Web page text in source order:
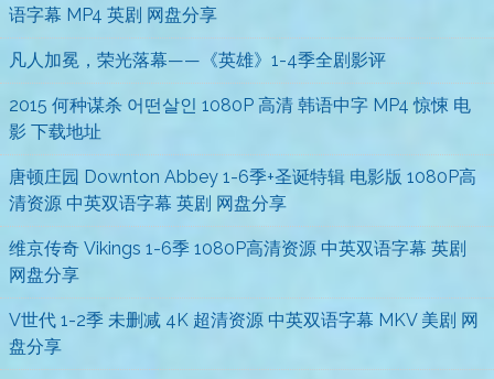
语字幕 MP4 英剧 网盘分享
凡人加冕，荣光落幕——《英雄》1-4季全剧影评
2015 何种谋杀 어떤살인 1080P 高清 韩语中字 MP4 惊悚 电
影 下载地址
唐顿庄园 Downton Abbey 1-6季+圣诞特辑 电影版 1080P高
清资源 中英双语字幕 英剧 网盘分享
维京传奇 Vikings 1-6季 1080P高清资源 中英双语字幕 英剧
网盘分享
V世代 1-2季 未删减 4K 超清资源 中英双语字幕 MKV 美剧 网
盘分享